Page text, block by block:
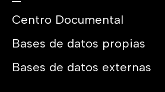
Centro Documental
Bases de datos propias
Bases de datos externas